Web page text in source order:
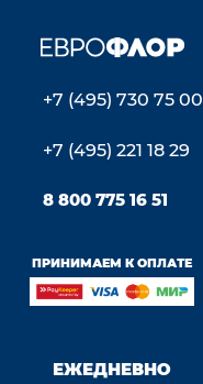
+7 (495) 730 75 00
+7 (495) 221 18 29
8 800 775 16 51
ПРИНИМАЕМ К ОПЛАТЕ
ЕЖЕДНЕВНО